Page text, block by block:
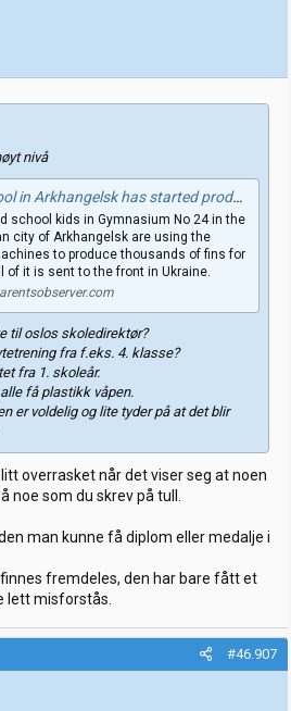
nivå
has started production of grenade components
school kids in Gymnasium No 24 in the
city of Arkhangelsk are using the
to produce thousands of fins for
of it is sent to the front in Ukraine.
til oslos skoledirektør?
fra f.eks. 4. klasse?
fra 1. skoleår.
få plastikk våpen.
er voldelig og lite tyder på at det blir
overrasket når det viser seg at noen
noe som du skrev på tull.
man kunne få diplom eller medalje i
fremdeles, den har bare fått et
lett misforstås.
#46.907